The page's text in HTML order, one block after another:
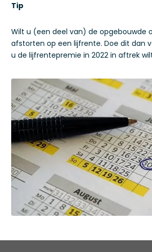
Tip
Wilt u (een deel van) de opgebouwde
afstorten op een lijfrente. Doe dit dan
u de lijfrentepremie in 2022 in aftrek